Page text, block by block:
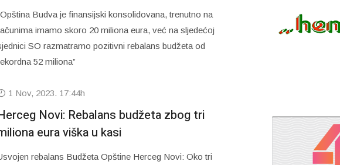
Budva je finansijski konsolidovana, trenutno na
imamo skoro 20 miliona eura, već na sljedećoj
SO razmatramo pozitivni rebalans budžeta od
52 miliona”
1 Nov, 2023. 17:44h
Novi: Rebalans budžeta zbog tri
eura viška u kasi
rebalans Budžeta Opštine Herceg Novi: Oko tri